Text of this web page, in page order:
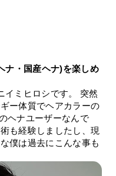
ナ・国産ヘナ)を楽しめ
イミヒロシです。 突然
ー体質でヘアカラーの
ヘナユーザーなんで
も経験しましたし、現
僕は過去にこんな事も